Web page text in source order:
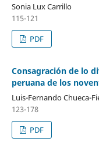
Sonia Lux Carrillo
115-121
PDF
Consagración de lo
peruana de los
Luis-Fernando Chueca-
123-178
PDF